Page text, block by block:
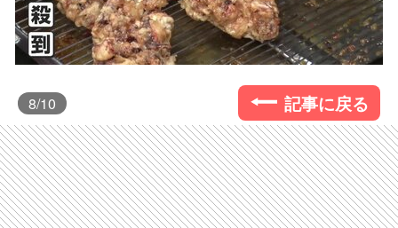
8/10 記事に戻る